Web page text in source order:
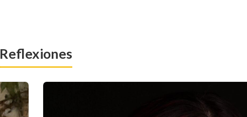
Reflexiones